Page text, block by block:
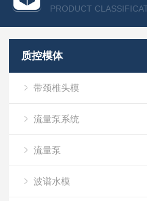
PRODUCT
质控模体
带颈椎头模
流量泵系统
流量泵
波谱水模